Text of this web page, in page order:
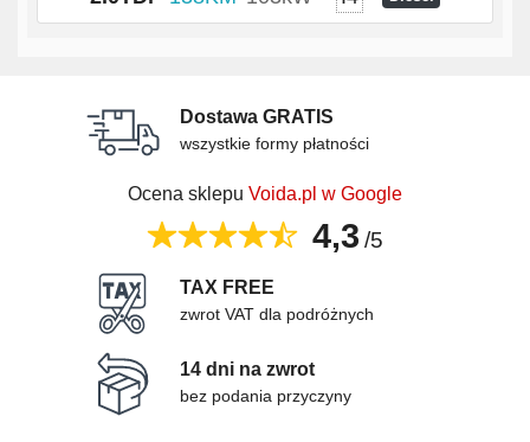
Dostawa GRATIS
wszystkie formy płatności
Ocena sklepu Voida.pl w Google
4,3 /5
TAX FREE
zwrot VAT dla podróżnych
14 dni na zwrot
bez podania przyczyny